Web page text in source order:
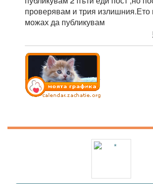
проверявам и трия излишния.Ето
можах да публикувам